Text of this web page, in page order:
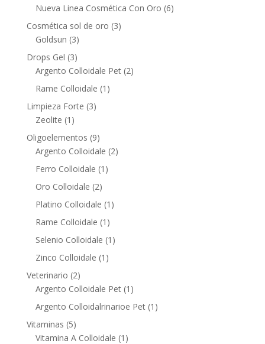
products
Nueva Linea Cosmética Con Oro 66
Cosmética sol de oro 33
Goldsun 33
products
Drops Gel 33
products
Argento Colloidale Pet 22
Rame Colloidale 1 1
Limpieza Forte 33
Zeolite 1 1
product
Oligoelementos 99
products
Argento Colloidale 22
Ferro Colloidale 1 1
Oro Colloidale 22
products
Platino Colloidale 1 1
Rame Colloidale 1 1
product
Selenio Colloidale 1 1
Zinco Colloidale 1 1
Veterinario 22
products
Argento Colloidale Pet 1 1
product
Argento Colloidalrinarioe Pet 1 1
Vitaminas 55
products
Vitamina A Colloidale 1 1